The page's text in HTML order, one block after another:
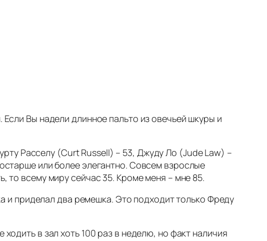
Вы надели длинное пальто из овечьей шкуры и
Расселу (Curt Russell) – 53, Джуду Ло (Jude Law) –
или более элегантно. Совсем взрослые
то всему миру сейчас 35. Кроме меня – мне 85.
и приделал два ремешка. Это подходит только Фреду
в зал хоть 100 раз в неделю, но факт наличия